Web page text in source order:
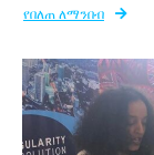
የበለጠ ለማንበብ